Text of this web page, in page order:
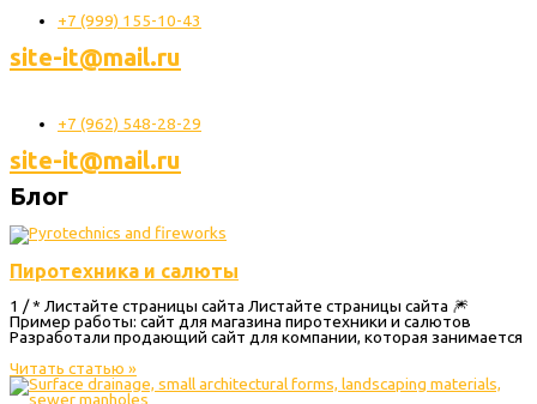
+7 (999) 155-10-43
site-it@mail.ru
+7 (962) 548-28-29
site-it@mail.ru
Блог
Пиротехника и салюты
1 / * Листайте страницы сайта Листайте страницы сайта 🎆
Пример работы: сайт для магазина пиротехники и салютов
Разработали продающий сайт для компании, которая занимается
Читать статью »